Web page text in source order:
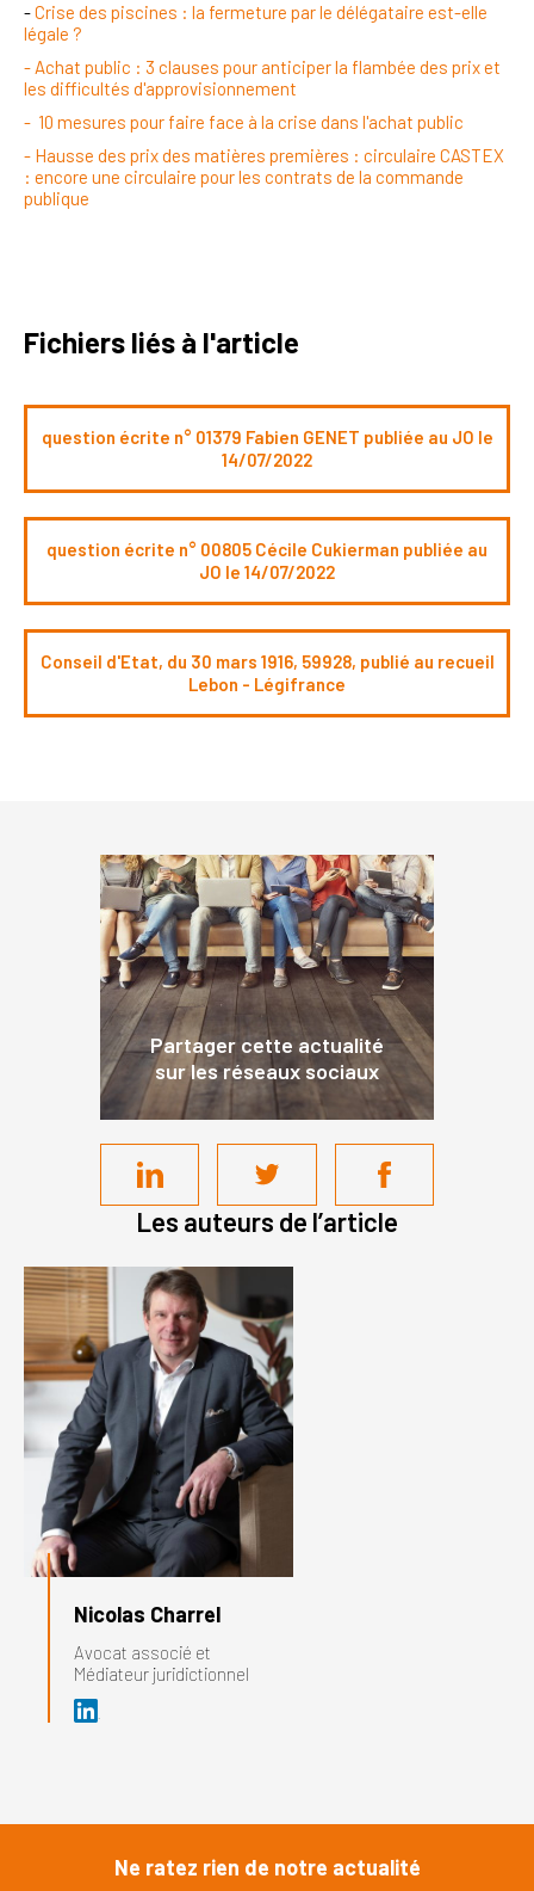
-Crise des piscines : la fermeture par le délégataire est-elle
légale ?
- Achat public : 3 clauses pour anticiper la flambée des prix et
les difficultés d'approvisionnement
- 10 mesures pour faire face à la crise dans l'achat public
- Hausse des prix des matières premières : circulaire CASTEX
: encore une circulaire pour les contrats de la commande
publique
Fichiers liés à l'article
question écrite n° 01379 Fabien GENET publiée au JO le
14/07/2022
question écrite n° 00805 Cécile Cukierman publiée au
JO le 14/07/2022
Conseil d'Etat, du 30 mars 1916, 59928, publié au recueil
Lebon - Légifrance
Partager cette actualité
sur les réseaux sociaux
Les auteurs de l’article
Nicolas Charrel
Avocat associé et
Médiateur juridictionnel
Ne ratez rien de notre actualité